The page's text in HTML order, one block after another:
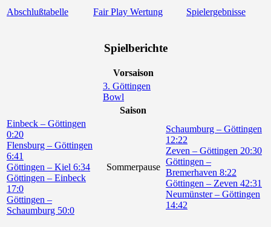
Abschlußtabelle Fair Play Wertung Spielergebnisse
Spielberichte
Vorsaison
3. Göttingen
Bowl
Saison
Einbeck – Göttingen
0:20
Flensburg – Göttingen
6:41
Göttingen – Kiel 6:34
Göttingen – Einbeck
17:0
Göttingen –
Schaumburg 50:0
Sommerpause
Schaumburg – Göttingen
12:22
Zeven – Göttingen 20:30
Göttingen –
Bremerhaven 8:22
Göttingen – Zeven 42:31
Neumünster – Göttingen
14:42